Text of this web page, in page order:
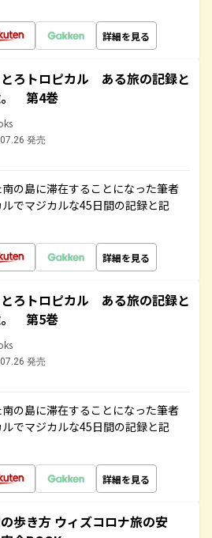
詳細を見る
ろトロピカル ある旅の記録と
。 第4巻
発売
の島に滞在することになった筆者
でマジカルな45日間の記録と記
詳細を見る
ろトロピカル ある旅の記録と
。 第5巻
発売
の島に滞在することになった筆者
でマジカルな45日間の記録と記
詳細を見る
歩き方 ウィズコロナ旅の安